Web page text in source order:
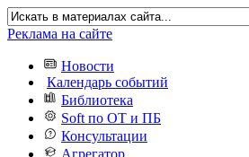
Реклама на сайте
Новости
Календарь событий
Библиотека
Soft по ОТ и ПБ
Консультации
Агрегатор